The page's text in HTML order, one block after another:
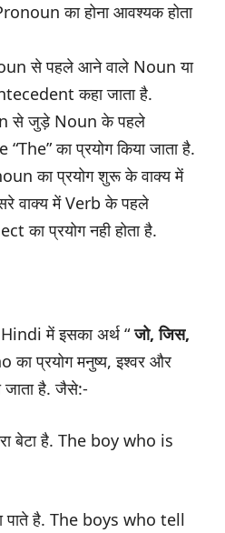
का होना आवश्यक होता
से पहले आने वाले Noun या
कहा जाता है.
से जुड़े Noun के पहले
का प्रयोग किया जाता है.
का प्रयोग शुरू के वाक्य में
वाक्य में Verb के पहले
का प्रयोग नही होता है.
में इसका अर्थ “जो, जिस,
का प्रयोग मनुष्य, इश्वर और
जाता है. जैसे:-
बेटा है. The boy who is
पाते है. The boys who tell